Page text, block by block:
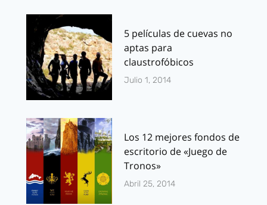
5 películas de cuevas no
aptas para
claustrofóbicos
Julio 1, 2014
Los 12 mejores fondos de
escritorio de «Juego de
Tronos»
Abril 25, 2014